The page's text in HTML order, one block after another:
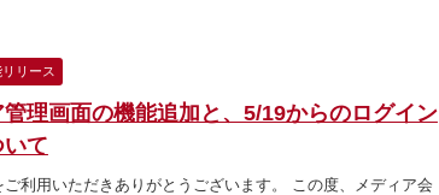
リース
理画面の機能追加と、5/19からのログイン
て
ご利用いただきありがとうございます。 この度、メディア会